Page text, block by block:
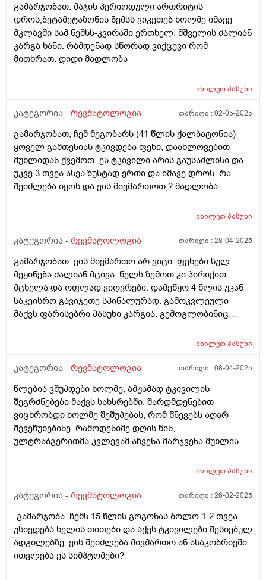
გამარჯობათ. მაჯის პერიოდული ართრიტის
დროს,ბეტამეტაზონის ნემსს ვიკეთებ ხოლმე იმავე
მკლავში სამ ნემსს-კვირაში ერთხელ. მშველის ძალიან
კარგა ხანი. რამდენად სწორად ვიქცევი რომ
მითხრათ. დიდი მადლობა
იხილეთპასუხი
კატეგორია - რევმატოლოგია თარიღი :02-05-2025
გამარჯობათ, ჩემ მეგობარს (41 წლის ქალბატონია)
ყოველ გამთენიას ტკივდება ფეხი, დაახლოვებით
მუხლიდან ქვემოთ, ეს ტკივილი არის გაუსაძლისი და
უკვე 3 თვეა ასეა ზუსტად ერთი და იმავე დროს, რა
შეიძლება იყოს და ვის მივმართოთ,? მადლობა
იხილეთპასუხი
კატეგორია - რევმატოლოგია თარიღი :28-04-2025
გამარჯობათ. ვის მივმართო არ ვიცი. ფეხები სულ
მეყინება ძალიან მცივა. წელს ზემოთ კი პირიქით
მცხელა და ოფლად ვიღვრები. დამეწყო 4 წლის უკან
საკეისრო გავიჯეთე სპინალურად. გამოკვლეული
მაქვს ფარისებრი პასუხი კარგია. გემოგლობინიც
იხილეთპასუხი
კატეგორია - რევმატოლოგია თარიღი :08-04-2025
წლებია ვშუპდები ხოლმე, ამჟამად ტკივილის
შეგრძნებები მაქვს სახსრებში, შარდმდენებით
ვიცხრობდი ხოლმე შეშუპებას, რომ წნევებს აღარ
შევეწუხებინე, რამოდენიმე დღის წინ,
ულტრაბგერითმა კვლევამ აჩვენა მარჯვენა მუხლის
ფოსოში კი ანექოგენური ცისტური ჩანართი ზომით 15/9
და მკურნალობის რა საშუალებას მივმართო?
იხილეთპასუხი
კატეგორია - რევმატოლოგია თარიღი :26-02-2025
-გამარჯობა. ჩემს 15 წლის გოგონას ბოლო 1-2 თვეა
უსივდება ხელის თითები და აქვს ტკივილები შესიებულ
ადგილებზე. ვის შეიძლება მივმართო ან ასაკობრივში
ითვლება ეს სიმპტომები?